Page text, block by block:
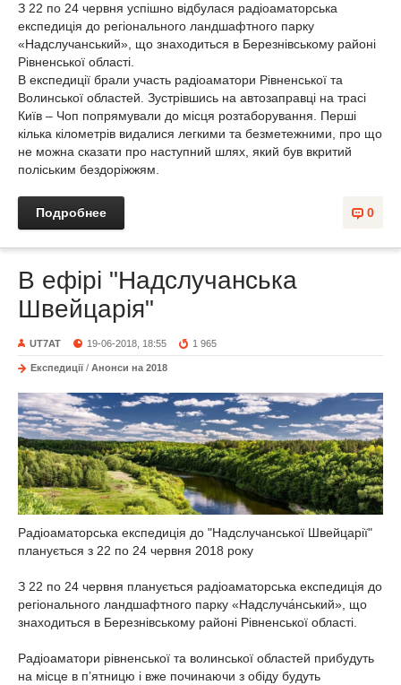
З 22 по 24 червня успішно відбулася радіоаматорська
експедиція до регіонального ландшафтного парку
«Надслучанський», що знаходиться в Березнівському районі
Рівненської області.
В експедиції брали участь радіоаматори Рівненської та
Волинської областей. Зустрівшись на автозаправці на трасі
Київ – Чоп попрямували до місця розтаборування. Перші
кілька кілометрів видалися легкими та безметежними, про що
не можна сказати про наступний шлях, який був вкритий
поліським бездоріжжям.
0
Подробнее
В ефірі "Надслучанська
Швейцарія"
UT7AT 19-06-2018, 18:55 1 965
Експедиції/ Анонси на 2018
Радіоаматорська експедиція до "Надслучанської Швейцарії"
планується з 22 по 24 червня 2018 року
З 22 по 24 червня планується радіоаматорська експедиція до
регіонального ландшафтного парку «Надслуча́нський», що
знаходиться в Березнівському районі Рівненської області.
Радіоаматори рівненської та волинської областей прибудуть
на місце в п’ятницю і вже починаючи з обіду будуть